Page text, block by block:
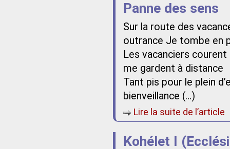
Panne des sens
Sur la route des
outrance Je tombe en
Les vacanciers
me gardent à distance
Tant pis pour le plein
bienveillance (…)
Lire la suite de l’article
Kohélet I